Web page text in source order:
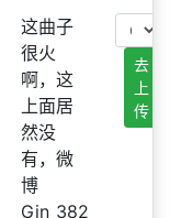
这曲子
很火
啊，这
上面居
然没
有，微
博
Gin_382
去
上
传